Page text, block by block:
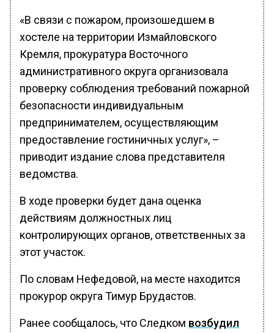
«В связи с пожаром, произошедшем в
хостеле на территории Измайловского
Кремля, прокуратура Восточного
административного округа организовала
проверку соблюдения требований пожарной
безопасности индивидуальным
предпринимателем, осуществляющим
предоставление гостиничных услуг», –
приводит издание слова представителя
ведомства.
В ходе проверки будет дана оценка
действиям должностных лиц
контролирующих органов, ответственных за
этот участок.
По словам Нефедовой, на месте находится
прокурор округа Тимур Брудастов.
Ранее сообщалось, что Следком возбудил